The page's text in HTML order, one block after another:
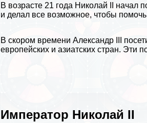
В возрасте 21 года Николай II начал
и делал все возможное, чтобы
В скором времени Александр III
европейских и азиатских стран. Эти
Император Николай II